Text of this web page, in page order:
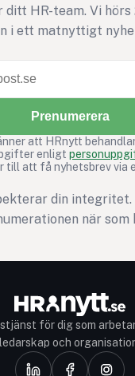
ditt HR-team. Vi hörs
i ett matnyttigt
Prenumerera
att HRnytt
enligt
till att få nyhetsbrev via
din integritet.
när som
för dig som
ledarskap och